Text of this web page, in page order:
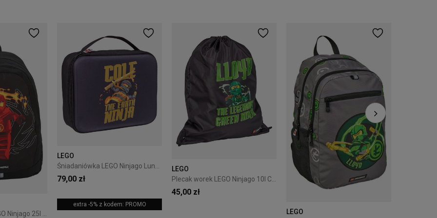
LEGO
79,00 zł
extra -5% z kodem: PROMO
LEGO
Plecak worek LEGO Ninjago 10l Czarny 20286-2508
45,00 zł
LEGO